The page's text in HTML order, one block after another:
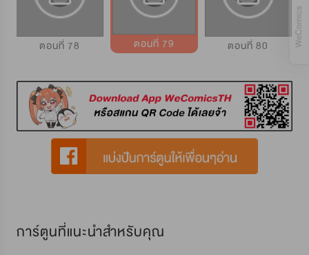
ตอนที่ 78 ตอนที่ 79 ตอนที่ 80
การ์ตูนที่แนะนำสำหรับคุณ